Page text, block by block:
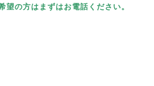
望の方はまずはお電話ください。